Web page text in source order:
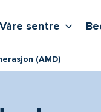
flere undernivåer
Våre sentre Vis
(AMD)